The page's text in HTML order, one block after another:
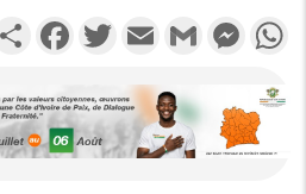
PartagerFacebookTwitterEmail Gmail